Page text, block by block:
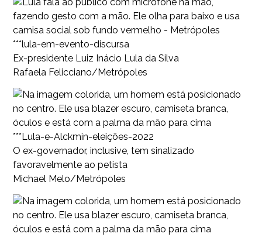
***lula-em-evento-discursa
Ex-presidente Luiz Inácio Lula da Silva
Rafaela Felicciano/Metrópoles
***Lula-e-Alckmin-eleições-2022
O ex-governador, inclusive, tem sinalizado
favoravelmente ao petista
Michael Melo/Metrópoles